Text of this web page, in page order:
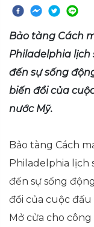
Bảo tàng Cách
Philadelphia lịch
đến sự sống
biến đổi của
nước Mỹ.
Bảo tàng Cách
Philadelphia lịch
đến sự sống
đổi của cuộc
Mở cửa cho